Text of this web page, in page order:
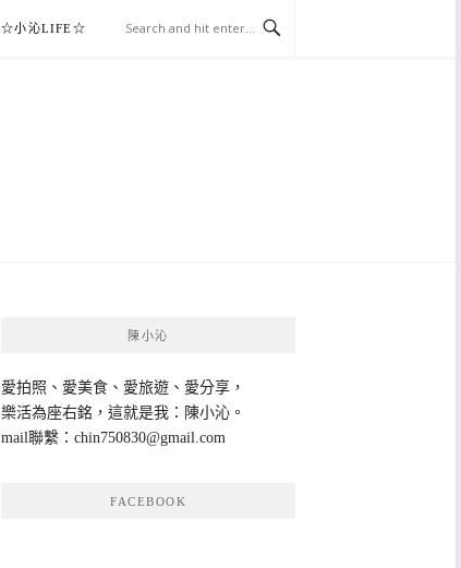
☆小沁LIFE☆
陳小沁
愛拍照、愛美食、愛旅遊、愛分享，
樂活為座右銘，這就是我：陳小沁。
mail聯繫： chin750830@gmail.com
FACEBOOK